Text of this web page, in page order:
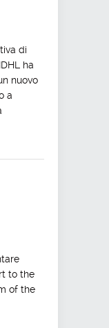
di
ha
nuovo
a
to the
of the